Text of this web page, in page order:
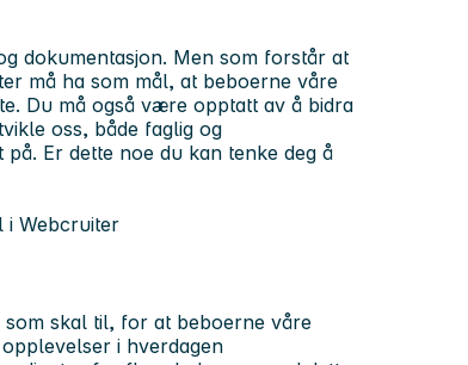
dokumentasjon. Men som forstår at
må ha som mål, at beboerne våre
Du må også være opptatt av å bidra
oss, både faglig og
Er dette noe du kan tenke deg å
i Webcruiter
skal til, for at beboerne våre
i hverdagen